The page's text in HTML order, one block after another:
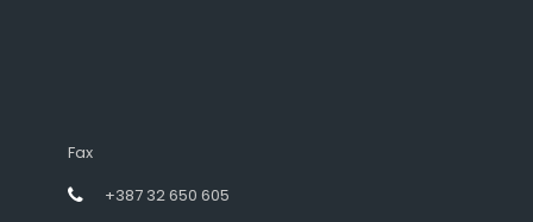
Fax
+387 32 650 605